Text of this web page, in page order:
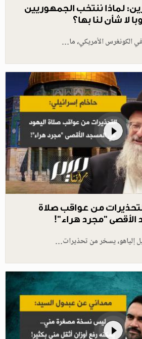
لماذا ننتخب الجمهوريين
شأن لنا بها؟
في الكونغرس الأمريكي، ما…
من عواقب صلاة
الأقصى "مجرد هراء"!
إلياهو، يسخر من تحذيرات…